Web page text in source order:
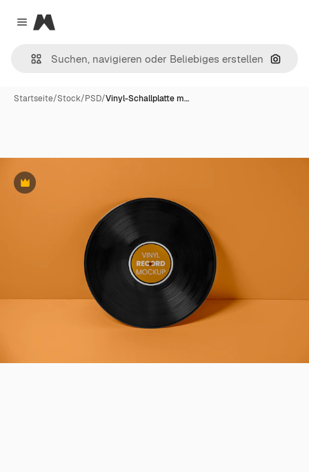
Close menu
Magnific
Nach
Startseite/Stock/PSD/Vinyl-Schallplatte m…
Premium